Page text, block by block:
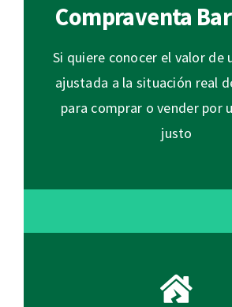
Compraventa
Si quiere conocer el valor de
ajustada a la situación real
para comprar o vender por
justo